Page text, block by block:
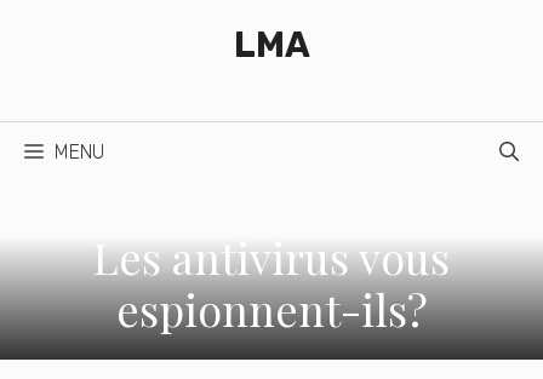
LMA
MENU
Les antivirus vous
espionnent-ils?